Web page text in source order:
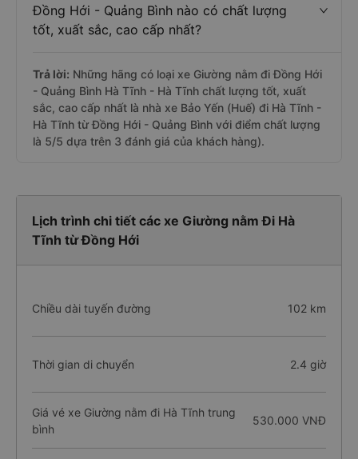
Đồng Hới - Quảng Bình nào có chất lượng
tốt, xuất sắc, cao cấp nhất?
Trả lời: Những hãng có loại xe Giường nằm đi Đồng Hới
- Quảng Bình Hà Tĩnh - Hà Tĩnh chất lượng tốt, xuất
sắc, cao cấp nhất là nhà xe Bảo Yến (Huế) đi Hà Tĩnh -
Hà Tĩnh từ Đồng Hới - Quảng Bình với điểm chất lượng
là 5/5 dựa trên 3 đánh giá của khách hàng).
Lịch trình chi tiết các xe Giường nằm Đi Hà
Tĩnh từ Đồng Hới
Chiều dài tuyến đường 102 km
Thời gian di chuyển 2.4 giờ
Giá vé xe Giường nằm đi Hà Tĩnh trung
bình
530.000 VNĐ